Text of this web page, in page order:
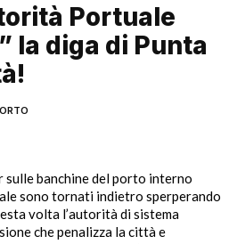
Portuale
la diga di Punta
sulle banchine del porto interno
sono tornati indietro sperperando
volta l’autorità di sistema
che penalizza la città e